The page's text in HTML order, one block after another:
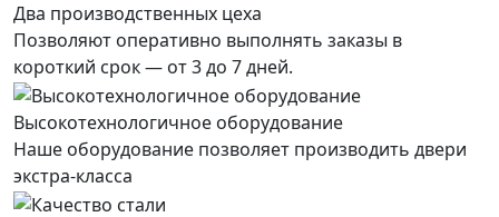
Два производственных цеха
Позволяют оперативно выполнять заказы в
короткий срок — от 3 до 7 дней.
Высокотехнологичное оборудование
Наше оборудование позволяет производить двери
экстра-класса